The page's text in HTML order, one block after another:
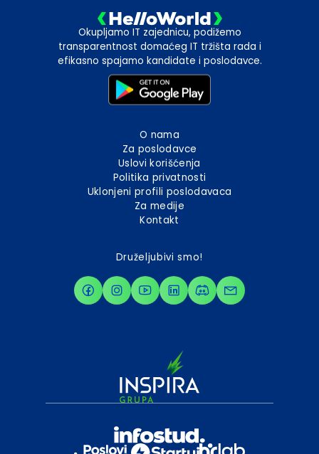
Okupljamo IT zajednicu, podižemo
transparentnost domaćeg IT tržišta rada i
efikasno spajamo kandidate i poslodavce.
O nama
Za poslodavce
Uslovi korišćenja
Politika privatnosti
Uklonjeni profili poslodavaca
Za medije
Kontakt
Druželjubivi smo!